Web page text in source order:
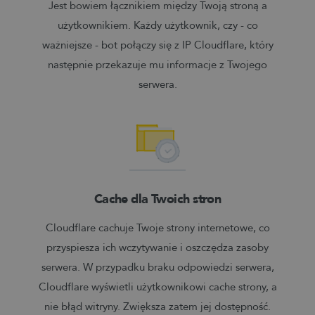
Jest bowiem łącznikiem między Twoją stroną a
użytkownikiem. Każdy użytkownik, czy - co
ważniejsze - bot połączy się z IP Cloudflare, który
następnie przekazuje mu informacje z Twojego
serwera.
Cache dla Twoich stron
Cloudflare cachuje Twoje strony internetowe, co
przyspiesza ich wczytywanie i oszczędza zasoby
serwera. W przypadku braku odpowiedzi serwera,
Cloudflare wyświetli użytkownikowi cache strony, a
nie błąd witryny. Zwiększa zatem jej dostępność.